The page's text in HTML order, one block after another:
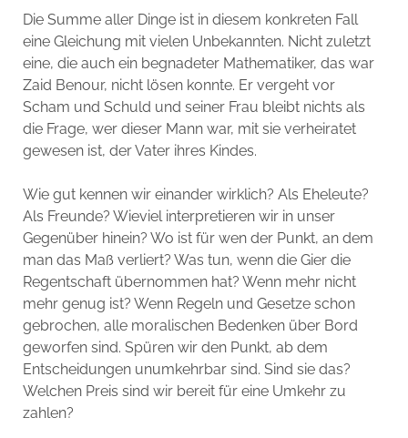
Die Summe aller Dinge ist in diesem konkreten Fall
eine Gleichung mit vielen Unbekannten. Nicht zuletzt
eine, die auch ein begnadeter Mathematiker, das war
Zaid Benour, nicht lösen konnte. Er vergeht vor
Scham und Schuld und seiner Frau bleibt nichts als
die Frage, wer dieser Mann war, mit sie verheiratet
gewesen ist, der Vater ihres Kindes.
Wie gut kennen wir einander wirklich? Als Eheleute?
Als Freunde? Wieviel interpretieren wir in unser
Gegenüber hinein? Wo ist für wen der Punkt, an dem
man das Maß verliert? Was tun, wenn die Gier die
Regentschaft übernommen hat? Wenn mehr nicht
mehr genug ist? Wenn Regeln und Gesetze schon
gebrochen, alle moralischen Bedenken über Bord
geworfen sind. Spüren wir den Punkt, ab dem
Entscheidungen unumkehrbar sind. Sind sie das?
Welchen Preis sind wir bereit für eine Umkehr zu
zahlen?